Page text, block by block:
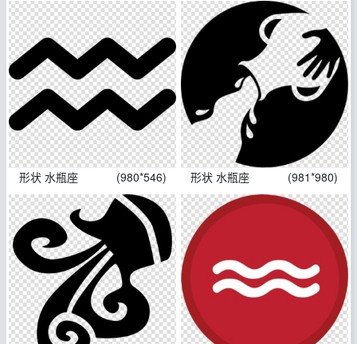
形状 水瓶座 (980*546) 形状 水瓶座 (981*980)